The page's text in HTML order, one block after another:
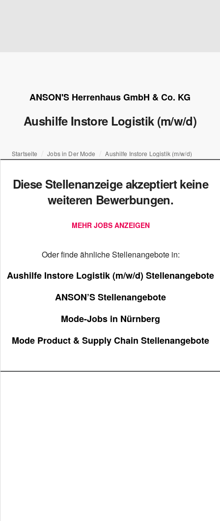
ANSON'S Herrenhaus GmbH & Co. KG
Aushilfe Instore Logistik (m/w/d)
Startseite Jobs in Der Mode Aushilfe Instore Logistik (m/w/d)
Diese Stellenanzeige akzeptiert keine
weiteren Bewerbungen.
MEHR JOBS ANZEIGEN
Oder finde ähnliche Stellenangebote in:
Aushilfe Instore Logistik (m/w/d) Stellenangebote
ANSON’S Stellenangebote
Mode-Jobs in Nürnberg
Mode Product & Supply Chain Stellenangebote